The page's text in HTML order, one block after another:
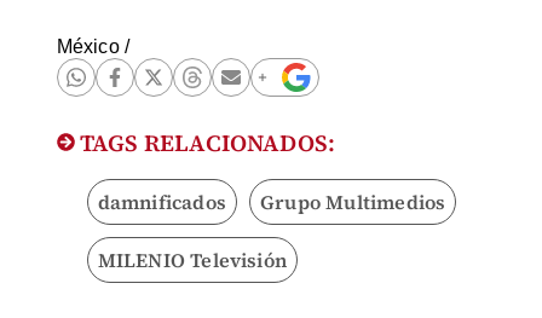
México/
TAGS RELACIONADOS:
damnificados Grupo Multimedios
MILENIO Televisión